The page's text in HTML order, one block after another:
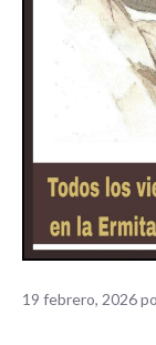
19 febrero, 2026